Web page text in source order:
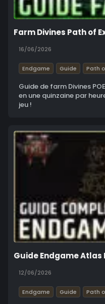
Farm Divines Path of
16/06/2026
Endgame Guide Path
Guide de farm Divines
en une quinzaine par
jeu !
Guide Endgame Atlas
12/06/2026
Endgame Guide Path